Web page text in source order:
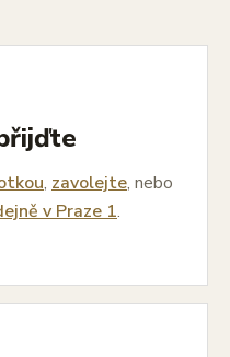
, zavolejte, nebo
v Praze 1.